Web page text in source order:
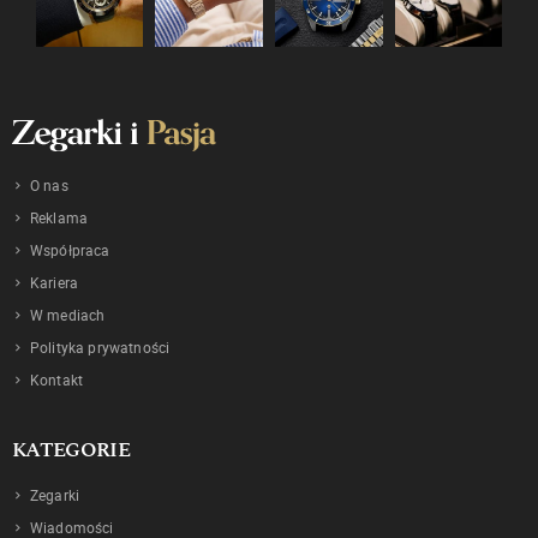
O nas
Reklama
Współpraca
Kariera
W mediach
Polityka prywatności
Kontakt
KATEGORIE
Zegarki
Wiadomości